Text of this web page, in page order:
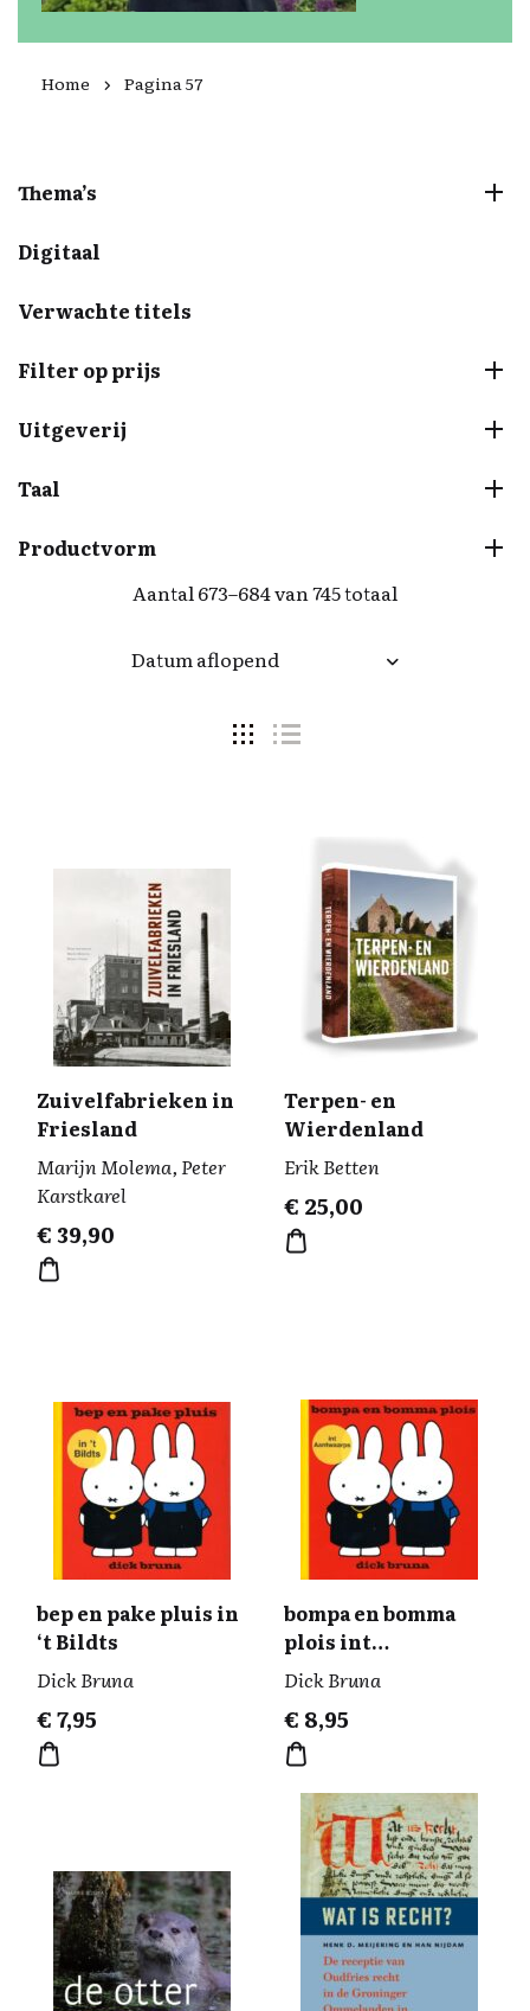
Home Pagina 57
Aantal 673–684 van 745 totaal
Datum aflopend
Zuivelfabrieken in
Friesland
Marijn Molema, Peter
Karstkarel
€39,90
Terpen- en
Wierdenland
Erik Betten
€ 25,00
bep en pake pluis in
‘t Bildts
Dick Bruna
€7,95
bompa en bomma
plois int
Aantwaarps
Dick Bruna
€ 8,95
Thema’s
Digitaal
Verwachte titels
Filter op prijs
Uitgeverij
Taal
Productvorm